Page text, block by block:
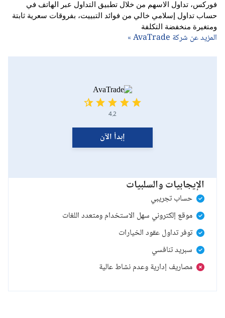
فوركس، تداول الاسهم من خلال تطبيق التداول عبر الهاتف في
حساب تداول إسلامي خالي من فوائد التبييت، بفروقات سعرية ثابتة
ومتغيرة منخفضة التكلفة
المزيد عن شركة AvaTrade »
4.2
إبدأ الآن
الإيجابيات والسلبيات
حساب تجريبي
موقع إلكتروني سهل الاستخدام ومتعدد اللغات
توفر تداول عقود الخيارات
سبريد تنافسي
مصاريف إدارية وعدم نشاط عالية